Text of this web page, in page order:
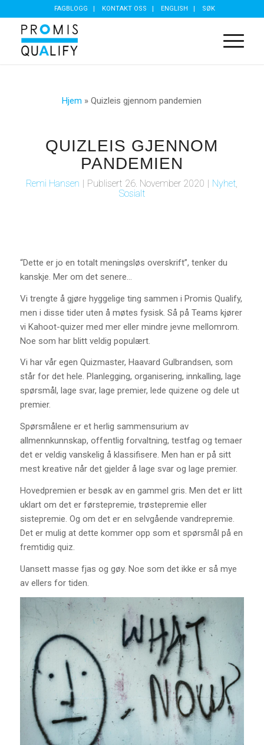
FAGBLOGG KONTAKT OSS ENGLISH SØK
Hjem »Quizleis gjennom pandemien
QUIZLEIS GJENNOM
PANDEMIEN
Remi Hansen | Publisert 26. November 2020 | Nyhet,
Sosialt
“Dette er jo en totalt meningsløs overskrift”, tenker du
kanskje. Mer om det senere…
Vi trengte å gjøre hyggelige ting sammen i Promis Qualify,
men i disse tider uten å møtes fysisk. Så på Teams kjører
vi Kahoot-quizer med mer eller mindre jevne mellomrom.
Noe som har blitt veldig populært.
Vi har vår egen Quizmaster, Haavard Gulbrandsen, som
står for det hele. Planlegging, organisering, innkalling, lage
spørsmål, lage svar, lage premier, lede quizene og dele ut
premier.
Spørsmålene er et herlig sammensurium av
allmennkunnskap, offentlig forvaltning, testfag og temaer
det er veldig vanskelig å klassifisere. Men han er på sitt
mest kreative når det gjelder å lage svar og lage premier.
Hovedpremien er besøk av en gammel gris. Men det er litt
uklart om det er førstepremie, trøstepremie eller
sistepremie. Og om det er en selvgående vandrepremie.
Det er mulig at dette kommer opp som et spørsmål på en
fremtidig quiz.
Uansett masse fjas og gøy. Noe som det ikke er så mye
av ellers for tiden.